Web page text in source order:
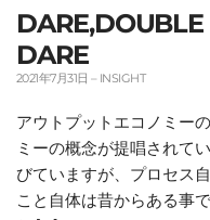
DARE
2021年7月31日 – INSIGHT
アウトプットエコノミー
ミーの概念が提唱されて
びていますが、プロセス
こと自体は昔からある事